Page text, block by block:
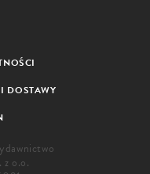
DOSTAWY
o.o.